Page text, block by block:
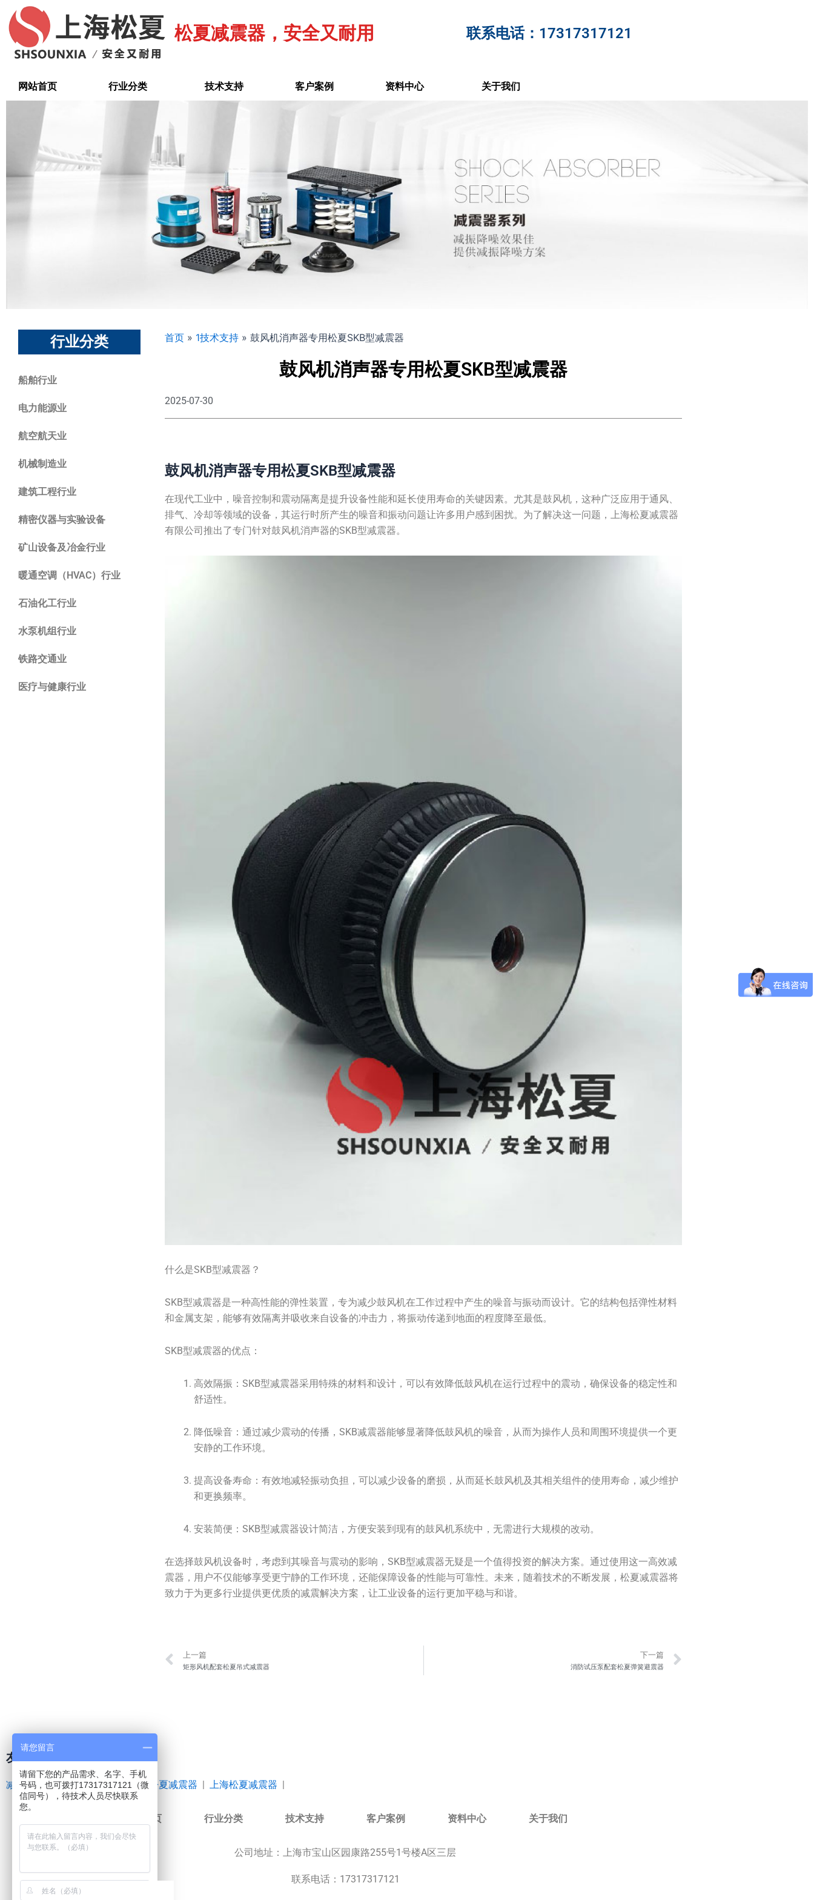
至
松夏减震器，安全又耐用 联系电话：17317317121
网站首页 行业分类 技术支持 客户案例 资料中心 关于我们
行业分类
船舶行业
电力能源业
航空航天业
机械制造业
建筑工程行业
精密仪器与实验设备
矿山设备及冶金行业
暖通空调（HVAC）行业
石油化工行业
水泵机组行业
铁路交通业
医疗与健康行业
首页 » 1技术支持 » 鼓风机消声器专用松夏SKB型减震器
鼓风机消声器专用松夏SKB型减震器
2025-07-30
鼓风机消声器专用松夏SKB型减震器
在现代工业中，噪音控制和震动隔离是提升设备性能和延长使用寿命的关键因素。尤其是鼓风机，这种广泛应用于通风、
排气、冷却等领域的设备，其运行时所产生的噪音和振动问题让许多用户感到困扰。为了解决这一问题，上海松夏减震器
有限公司推出了专门针对鼓风机消声器的SKB型减震器。
什么是SKB型减震器？
SKB型减震器是一种高性能的弹性装置，专为减少鼓风机在工作过程中产生的噪音与振动而设计。它的结构包括弹性材料
和金属支架，能够有效隔离并吸收来自设备的冲击力，将振动传递到地面的程度降至最低。
SKB型减震器的优点：
高效隔振：SKB型减震器采用特殊的材料和设计，可以有效降低鼓风机在运行过程中的震动，确保设备的稳定性和
舒适性。
降低噪音：通过减少震动的传播，SKB减震器能够显著降低鼓风机的噪音，从而为操作人员和周围环境提供一个更
安静的工作环境。
提高设备寿命：有效地减轻振动负担，可以减少设备的磨损，从而延长鼓风机及其相关组件的使用寿命，减少维护
和更换频率。
安装简便：SKB型减震器设计简洁，方便安装到现有的鼓风机系统中，无需进行大规模的改动。
在选择鼓风机设备时，考虑到其噪音与震动的影响，SKB型减震器无疑是一个值得投资的解决方案。通过使用这一高效减
震器，用户不仅能够享受更宁静的工作环境，还能保障设备的性能与可靠性。未来，随着技术的不断发展，松夏减震器将
致力于为更多行业提供更优质的减震解决方案，让工业设备的运行更加平稳与和谐。
Prev
上一篇
矩形风机配套松夏吊式减震器
下一篇
消防试压泵配套松夏弹簧避震器
友情链接
减震器|空气弹簧|橡胶接头 | 松夏减震器 上海松夏减震器
网站首页 行业分类 技术支持 客户案例 资料中心 关于我们
公司地址： 上海市宝山区园康路255号1号楼A区三层
联系电话：17317317121
请您留言
请留下您的产品需求、名字、手机
号码，也可拨打17317317121（微
信同号），待技术人员尽快联系
您。